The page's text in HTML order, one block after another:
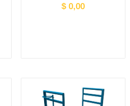
$0,00